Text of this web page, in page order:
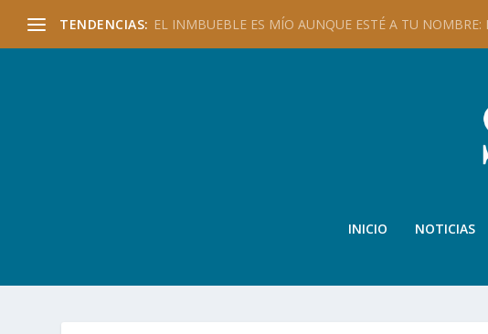
TENDENCIAS: EL INMBUEBLE ES MÍO AUNQUE ESTÉ A TU NOMBRE:
INICIO NOTICIAS